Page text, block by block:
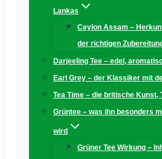
Lankas
Ceylon Assam –
der richtigen
Darjeeling Tee – edel,
Earl Grey – der Klassiker mit
Tea Time – die britische Kunst,
Grüntee – was ihn besonders
wird
Grüner Tee Wirkung –